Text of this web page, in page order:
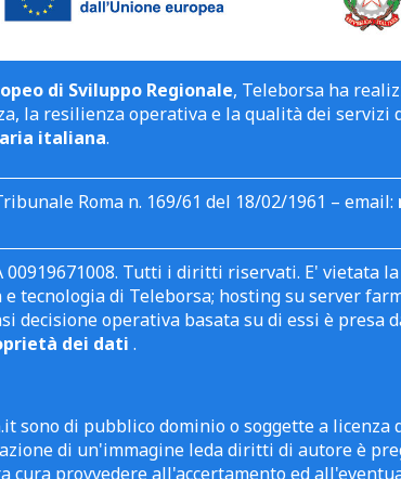
di Sviluppo Regionale, Teleborsa ha
la resilienza operativa e la qualità dei
italiana.
Roma n. 169/61 del 18/02/1961 – email:
00919671008. Tutti i diritti riservati. E' vietata
tecnologia di Teleborsa; hosting su server
decisione operativa basata su di essi è presa
dei dati .
sono di pubblico dominio o soggette a licenza
di un'immagine leda diritti di autore è
cura provvedere all'accertamento ed